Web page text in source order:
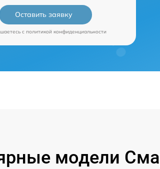
Оставить заявку
c политикой конфиденциальности
модели